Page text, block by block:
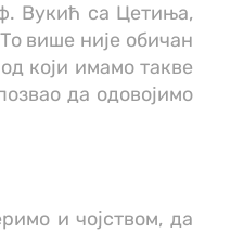
Вукић са Цетиња,
више није обичан
који имамо такве
да одовојимо
и чојством, да